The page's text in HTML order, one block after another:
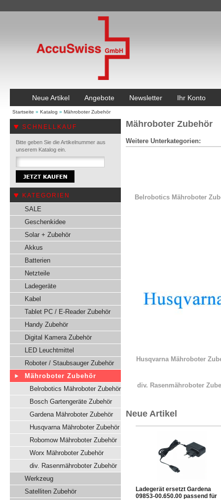
Neue Artikel Angebote Newsletter Ihr Konto
Startseite » Katalog » Mähroboter Zubehör
SCHNELLKAUF
Bitte geben Sie die Artikelnummer aus
unserem Katalog ein.
KATEGORIEN
SALE
Geschenkidee
Solar + Zubehör
Akkus
Batterien
Netzteile
Ladegeräte
Kabel
Tablet PC / E-Reader Zubehör
Handy Zubehör
Digital Kamera Zubehör
LED Leuchtmittel
Roboter / Staubsauger Zubehör
Mähroboter Zubehör
Belrobotics Mähroboter Zubehör
Bosch Gartengeräte Zubehör
Gardena Mähroboter Zubehör
Husqvarna Mähroboter Zubehör
Robomow Mähroboter Zubehör
Worx Mähroboter Zubehör
div. Rasenmähroboter Zubehör
Werkzeug
Satelliten Zubehör
Mähroboter Zubehör
Weitere Unterkategorien:
Belrobotics Mähroboter
Husqvarna Mähroboter
div. Rasenmähroboter
Neue Artikel
Ladegerät ersetzt Gardena
09853-00.650.00 passend für